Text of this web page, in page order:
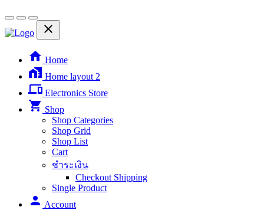
close
home Home
home_work Home layout 2
phonelink Electronics Store
shopping_cart Shop
Shop Categories
Shop Grid
Shop List
Cart
ชำระเงิน
Checkout Shipping
Single Product
person Account